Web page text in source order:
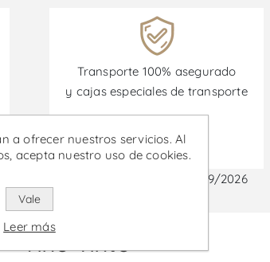
Transporte 100% asegurado
y cajas especiales de transporte
desde el 30/06/2026 hasta el 30/09/2026
- Vino Tinto
a ofrecer nuestros servicios. Al
acepta nuestro uso de cookies.
Vale
Leer más